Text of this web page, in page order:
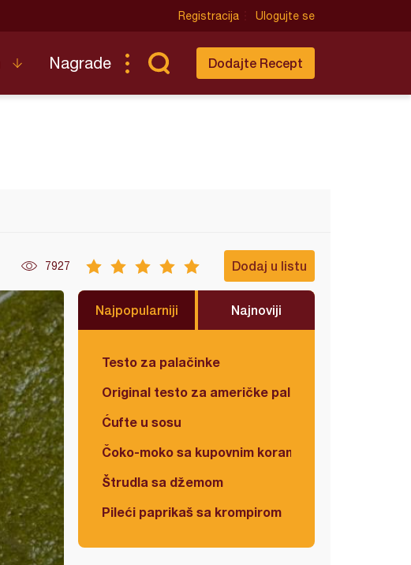
Registracija Ulogujte se
Nagrade Dodajte Recept
7927 Dodaj u listu
Najpopularniji Najnoviji
Testo za palačinke
Original testo za američke palačinke
Ćufte u sosu
Čoko-moko sa kupovnim korama
Štrudla sa džemom
Pileći paprikaš sa krompirom